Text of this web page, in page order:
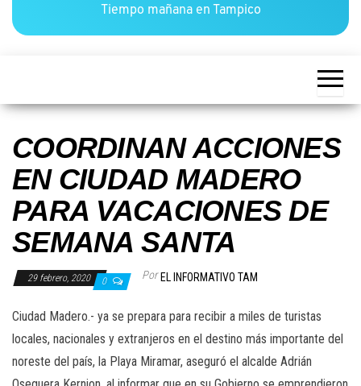
Tiempo mañana en Tampico
COORDINAN ACCIONES
EN CIUDAD MADERO
PARA VACACIONES DE
SEMANA SANTA
29 febrero, 2020 0 Por EL INFORMATIVO TAM
Ciudad Madero.- ya se prepara para recibir a miles de turistas
locales, nacionales y extranjeros en el destino más importante del
noreste del país, la Playa Miramar, aseguró el alcalde Adrián